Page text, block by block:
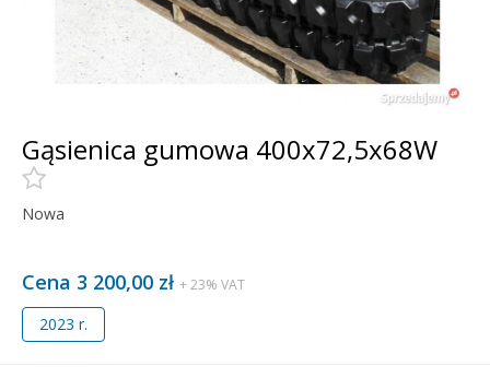
Gąsienica gumowa 400x72,5x68W
Nowa
Cena 3 200,00 zł + 23% VAT
2023 r.